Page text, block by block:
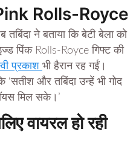
Pink Rolls-Royce
ने बताया कि बेटी बेला को
पिंक Rolls-Royce गिफ्ट की
प्रकाश भी हैरान रह गईं।
‘सतीश और तबिंदा उन्हें भी गोद
मिल सके।’
वायरल हो रही